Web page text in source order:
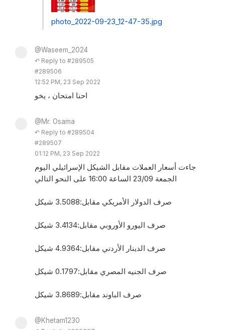
photo_2022-09-23_12-47-35.jpg
@Waseem_2024
↶ Reply to #289505
#289506
12:52 PM, 23 Sep 2022
احنا امتحان ، يخو
@Mr. Osama
↶ Reply to #289504
#289507
01:12 PM, 23 Sep 2022
جاءت أسعار العملات مقابل الشيكل الإسرائيلي اليوم
الجمعة 23/09 الساعة 16:00 على النحو التالي
صرف الدولار الأمريكي مقابل:3.5088 شيكل
صرف اليورو الأوروبي مقابل:3.4134 شيكل
صرف الدينار الأردني مقابل:4.9364 شيكل
صرف الجنيه المصري مقابل:0.1797 شيكل
صرف الباوند مقابل:3.8689 شيكل
@Khetam1230